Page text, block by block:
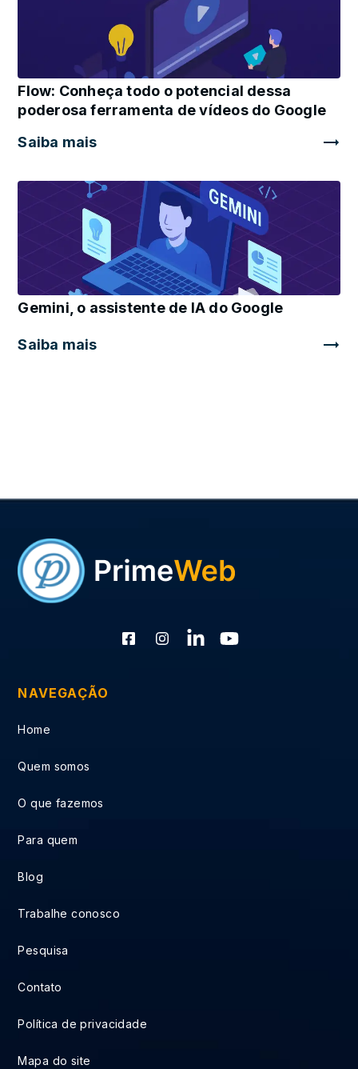
Flow: Conheça todo o potencial dessa
poderosa ferramenta de vídeos do Google
Saiba mais
Gemini, o assistente de IA do Google
Saiba mais
NAVEGAÇÃO
Home
Quem somos
O que fazemos
Para quem
Blog
Trabalhe conosco
Pesquisa
Contato
Política de privacidade
Mapa do site